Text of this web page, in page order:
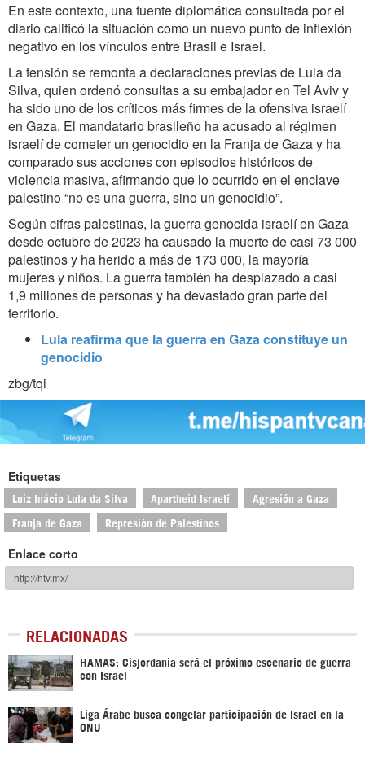
En este contexto, una fuente diplomática consultada por el
diario calificó la situación como un nuevo punto de inflexión
negativo en los vínculos entre Brasil e Israel.
La tensión se remonta a declaraciones previas de Lula da
Silva, quien ordenó consultas a su embajador en Tel Aviv y
ha sido uno de los críticos más firmes de la ofensiva israelí
en Gaza. El mandatario brasileño ha acusado al régimen
israelí de cometer un genocidio en la Franja de Gaza y ha
comparado sus acciones con episodios históricos de
violencia masiva, afirmando que lo ocurrido en el enclave
palestino “no es una guerra, sino un genocidio”.
Según cifras palestinas, la guerra genocida israelí en Gaza
desde octubre de 2023 ha causado la muerte de casi 73 000
palestinos y ha herido a más de 173 000, la mayoría
mujeres y niños. La guerra también ha desplazado a casi
1,9 millones de personas y ha devastado gran parte del
territorio.
Lula reafirma que la guerra en Gaza constituye un
genocidio
zbg/tqi
Etiquetas
Luiz Inácio Lula da Silva Apartheid Israelí Agresión a Gaza
Franja de Gaza Represión de Palestinos
Enlace corto
RELACIONADAS
HAMAS: Cisjordania será el próximo escenario de guerra
con Israel
Liga Árabe busca congelar participación de Israel en la
ONU